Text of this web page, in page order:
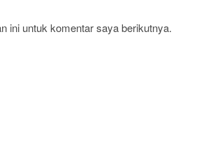
ini untuk komentar saya berikutnya.